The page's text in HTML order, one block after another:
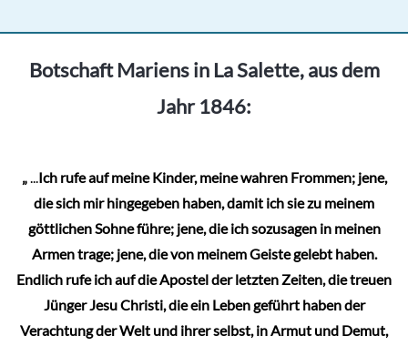
Botschaft Mariens in La Salette, aus dem
Jahr 1846:
„...Ich rufe auf meine Kinder, meine wahren Frommen; jene,
die sich mir hingegeben haben, damit ich sie zu meinem
göttlichen Sohne führe; jene, die ich sozusagen in meinen
Armen trage; jene, die von meinem Geiste gelebt haben.
Endlich rufe ich auf die Apostel der letzten Zeiten, die treuen
Jünger Jesu Christi, die ein Leben geführt haben der
Verachtung der Welt und ihrer selbst, in Armut und Demut,